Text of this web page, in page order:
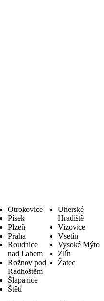
Otrokovice
Písek
Plzeň
Praha
Roudnice
nad Labem
Rožnov pod
Radhoštěm
Šlapanice
Štětí
Uherské
Hradiště
Vizovice
Vsetín
Vysoké Mýto
Zlín
Žatec